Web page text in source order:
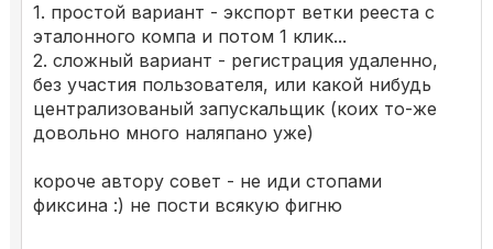
1. простой вариант - экспорт ветки рееста с
эталонного компа и потом 1 клик...
2. сложный вариант - регистрация удаленно,
без участия пользователя, или какой нибудь
централизованый запускальщик (коих то-же
довольно много наляпано уже)
короче автору совет - не иди стопами
фиксина :) не пости всякую фигню